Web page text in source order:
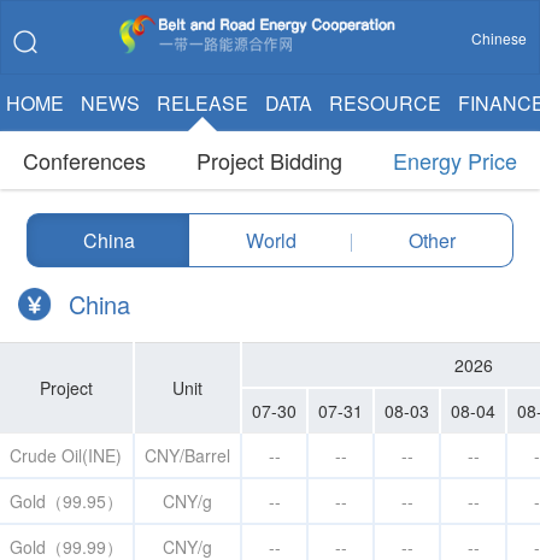
Chinese
HOME NEWS RELEASE DATA RESOURCE
Conferences Project Bidding Energy Price
China World | Other
China
Project Unit
2026
07-30
07-31 08-03 08-04
Crude Oil(INE)
CNY/Barrel -- -- -- --
Gold（99.95）
CNY/g -- -- -- --
Gold（99.99）
CNY/g -- -- -- --